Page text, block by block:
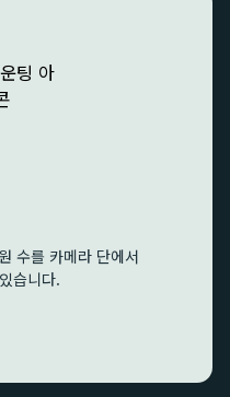
수를 카메라 단에서
습니다.